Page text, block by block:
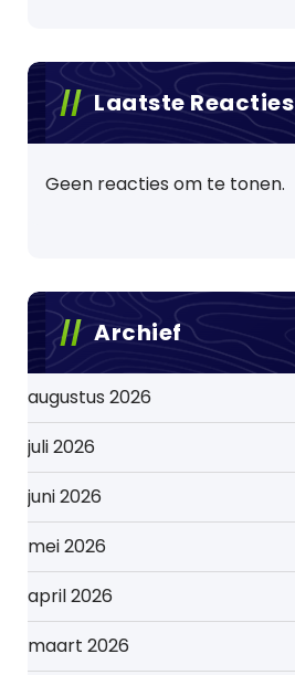
Laatste Reacties
Geen reacties om te tonen.
Archief
augustus 2026
juli 2026
juni 2026
mei 2026
april 2026
maart 2026